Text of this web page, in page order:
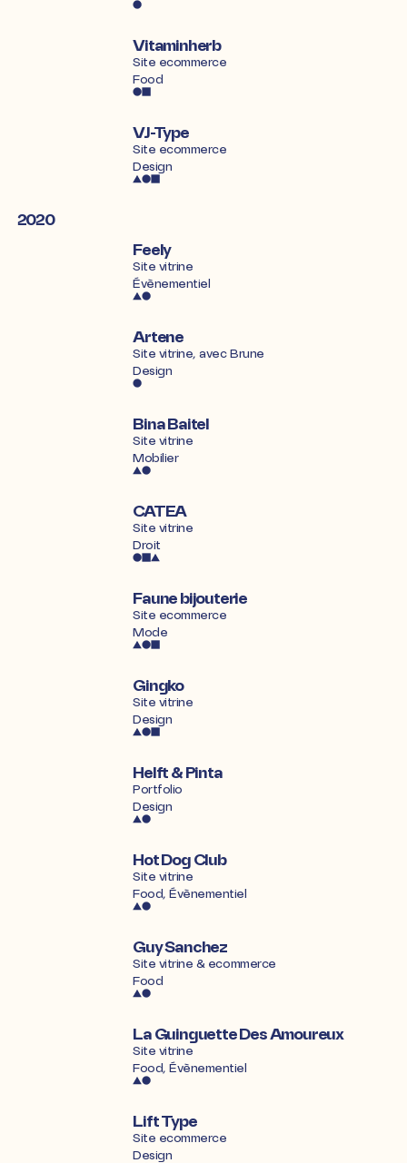
Vitaminherb
Site ecommerce
Food
VJ-Type
Site ecommerce
Design
2020
Feely
Site vitrine
Évènementiel
Artene
Site vitrine, avecBrune
Design
Bina Baitel
Site vitrine
Mobilier
CATEA
Site vitrine
Droit
Faune bijouterie
Site ecommerce
Mode
Gingko
Site vitrine
Design
Helft & Pinta
Portfolio
Design
Hot Dog Club
Site vitrine
Food, Évènementiel
Guy Sanchez
Site vitrine & ecommerce
Food
La Guinguette Des Amoureux
Site vitrine
Food, Évènementiel
Lift Type
Site ecommerce
Design